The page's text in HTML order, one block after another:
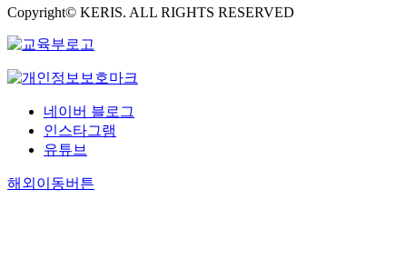
Copyright© KERIS. ALL RIGHTS RESERVED
네이버 블로그
인스타그램
유튜브
해외이동버튼